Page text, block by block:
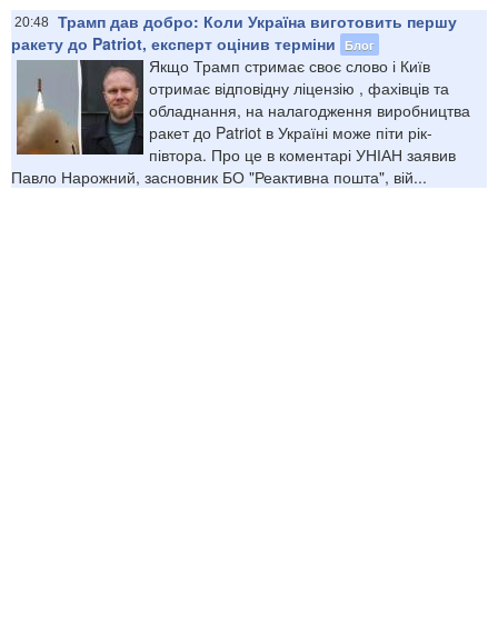
20:48 Трамп дав добро: Коли Україна виготовить першу
ракету до Patriot, експерт оцінив терміни
Блог
Якщо Трамп стримає своє слово і Київ
отримає відповідну ліцензію , фахівців та
обладнання, на налагодження виробництва
ракет до Patriot в Україні може піти рік-
півтора. Про це в коментарі УНІАН заявив
Павло Нарожний, засновник БО "Реактивна пошта", вій...